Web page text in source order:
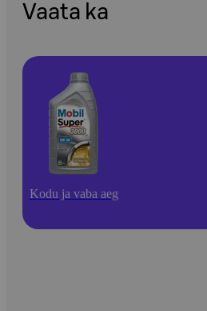
Vaata ka
Kodu ja vaba aeg